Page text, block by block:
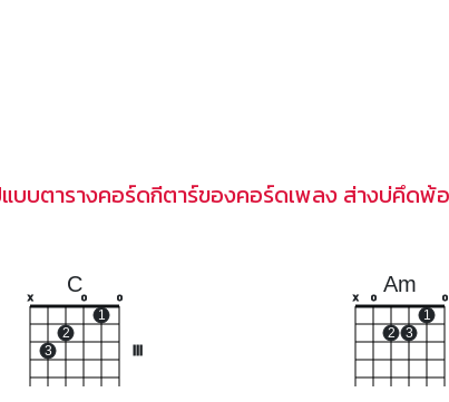
บบตารางคอร์ดกีตาร์ของคอร์ดเพลง ส่างบ่คึดพ้
C
x
3
2
o
1
o
Am
x o
2 3
1
o